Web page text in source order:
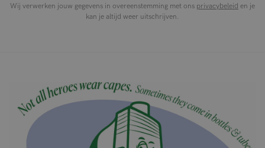
Wij verwerken jouw gegevens in overeenstemming met ons privacybeleid en je
kan je altijd weer uitschrijven.